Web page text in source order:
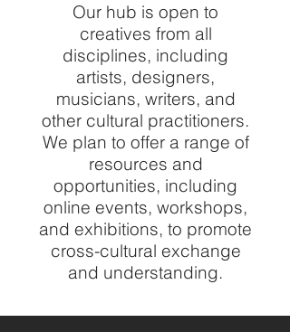
Our hub is open to
creatives from all
disciplines, including
artists, designers,
musicians, writers, and
other cultural practitioners.
We plan to offer a range of
resources and
opportunities, including
online events, workshops,
and exhibitions, to promote
cross-cultural exchange
and understanding.